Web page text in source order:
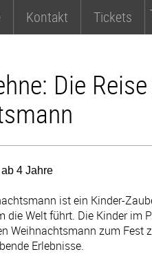
Kontakt Tickets
Die
4 Jahre
ist ein Kinder-
die Welt führt. Die Kinder im
Weihnachtsmann zum Fest
Erlebnisse.